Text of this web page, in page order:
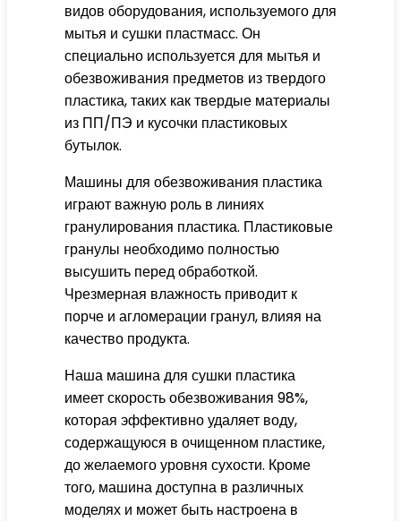
видов оборудования, используемого для
мытья и сушки пластмасс. Он
специально используется для мытья и
обезвоживания предметов из твердого
пластика, таких как твердые материалы
из ПП/ПЭ и кусочки пластиковых
бутылок.
Машины для обезвоживания пластика
играют важную роль в линиях
гранулирования пластика. Пластиковые
гранулы необходимо полностью
высушить перед обработкой.
Чрезмерная влажность приводит к
порче и агломерации гранул, влияя на
качество продукта.
Наша машина для сушки пластика
имеет скорость обезвоживания 98%,
которая эффективно удаляет воду,
содержащуюся в очищенном пластике,
до желаемого уровня сухости. Кроме
того, машина доступна в различных
моделях и может быть настроена в